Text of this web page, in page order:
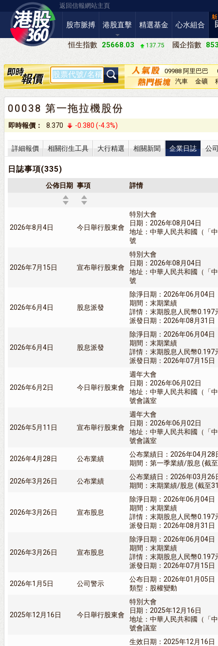
返回信報網站主頁
股市脈搏 港股直擊 精選基金 心水組合
恒生指數 25668.03 137.75 國企指數
09988 阿里巴巴
－Ｗ汽車
金礦
00038 第一拖拉機股份
即時報價： 8.370 -0.380 (-4.3%)
詳細報價 相關衍生工具 大行精選 相關新聞 企業日誌 公
日誌事項(335)
公佈日期 事項 詳情
2026年8月4日 今日舉行股東會
特別大會
日期：2026年08月04日
地址：中華人民共和國（「
號
2026年7月15日 宣布舉行股東會
特別大會
日期：2026年08月04日
地址：中華人民共和國（「
號
2026年6月4日 股息派發
除淨日期：2026年06月04日
期間：末期業績
詳情：末期股息人民幣0.197
派發日期：2026年08月31日
2026年6月4日 股息派發
除淨日期：2026年06月04日
期間：末期業績
詳情：末期股息人民幣0.197
派發日期：2026年07月15日
2026年6月2日 今日舉行股東會
週年大會
日期：2026年06月02日
地址：中華人民共和國（「
號會議室
2026年5月11日 宣布舉行股東會
週年大會
日期：2026年06月02日
地址：中華人民共和國（「
號會議室
2026年4月28日 公布業績
公布業績日：2026年04月28
期間：第一季業績/股息 (截
2026年3月26日 公布業績
公布業績日：2026年03月26
期間：末期業績/股息 (截至
2026年3月26日 宣布股息
除淨日期：2026年06月04日
期間：末期業績
詳情：末期股息人民幣0.197
派發日期：2026年08月31日
2026年3月26日 宣布股息
除淨日期：2026年06月04日
期間：末期業績
詳情：末期股息人民幣0.197
派發日期：2026年07月15日
2026年1月5日 公司警示
公布日期：2026年01月05日
類型：股權變動
2025年12月16日 今日舉行股東會
特別大會
日期：2025年12月16日
地址：中華人民共和國（「
號會議室
生效日期：2025年12月16日